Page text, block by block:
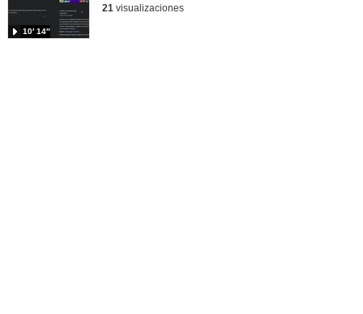
10′ 14″
21 visualizaciones